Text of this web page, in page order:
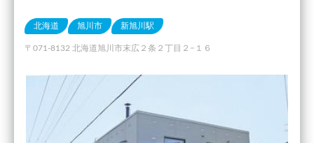
北海道 旭川市 新旭川駅
〒071-8132 北海道旭川市末広２条２丁目２−１６